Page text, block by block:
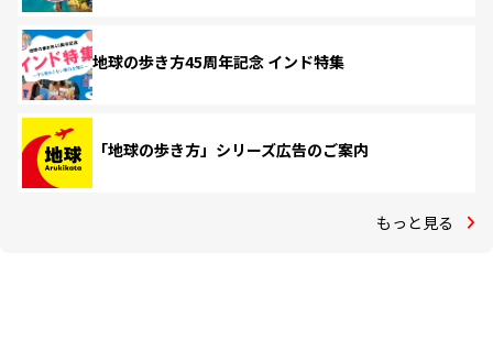
地球の歩き方45周年記念 インド特集
「地球の歩き方」シリーズ広告のご案内
もっと見る